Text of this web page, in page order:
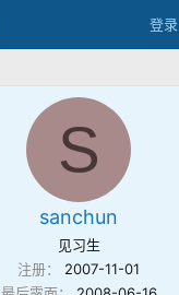
登录
S
sanchun
见习生
注册
2007-11-01